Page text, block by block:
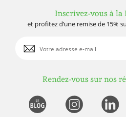
Inscrivez-vous à la
et profitez d’une remise de 15%
Rendez-vous sur nos